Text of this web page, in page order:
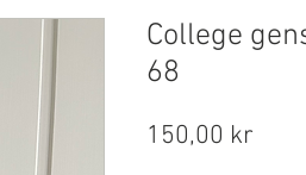
College
68
150,00 kr